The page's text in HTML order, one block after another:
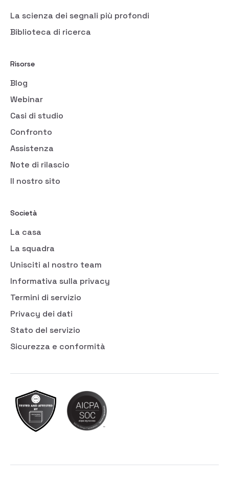
La scienza dei segnali più profondi
Biblioteca di ricerca
Risorse
Blog
Webinar
Casi di studio
Confronto
Assistenza
Note di rilascio
Il nostro sito
Società
La casa
La squadra
Unisciti al nostro team
Informativa sulla privacy
Termini di servizio
Privacy dei dati
Stato del servizio
Sicurezza e conformità